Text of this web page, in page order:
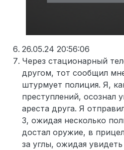
26.05.24 20:56:06
Через стационарный
другом, тот сообщил
штурмует полиция. Я,
преступлений, осознал
ареста друга. Я
3, ожидая несколько
достал оружие, в
за углы, ожидая